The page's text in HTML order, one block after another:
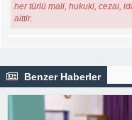
her türlü mali, hukuki, cezai,
aittir.
Benzer Haberler